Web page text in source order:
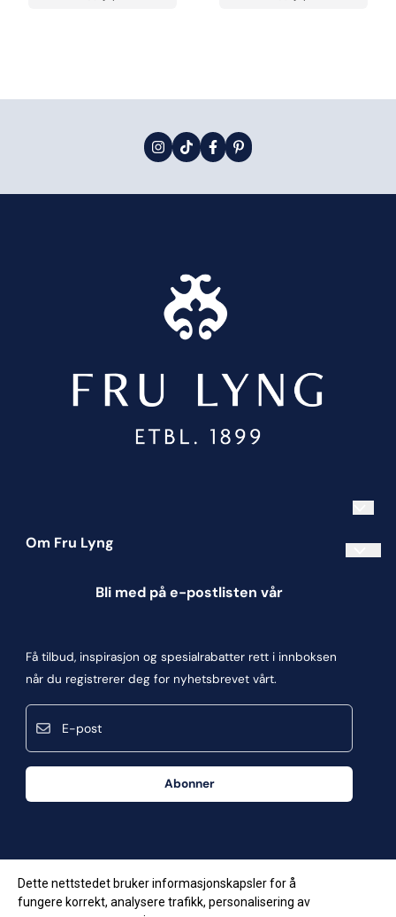
Om Fru Lyng
Informasjonskapsler
Kontakt oss
Kjøpsbetingelser
Frakt og retur
Våre butikker
Bli med på e-postlisten vår
Få tilbud, inspirasjon og spesialrabatter rett i innboksen
når du registrerer deg for nyhetsbrevet vårt.
Abonner
Dette nettstedet bruker informasjonskapsler for å
fungere korrekt, analysere trafikk, personalisering av